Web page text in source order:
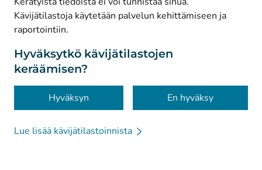
Kävijätilastoja käytetään palvelun kehittämiseen ja
raportointiin.
Hyväksytkö kävijätilastojen
keräämisen?
Hyväksyn En hyväksy
Lue lisää kävijätilastoinnista
© Kanta-Palvelut, Kansaneläkelaitos
Tietosuoja
Tietoa sivustosta
Saavutettavuus
Evästeet